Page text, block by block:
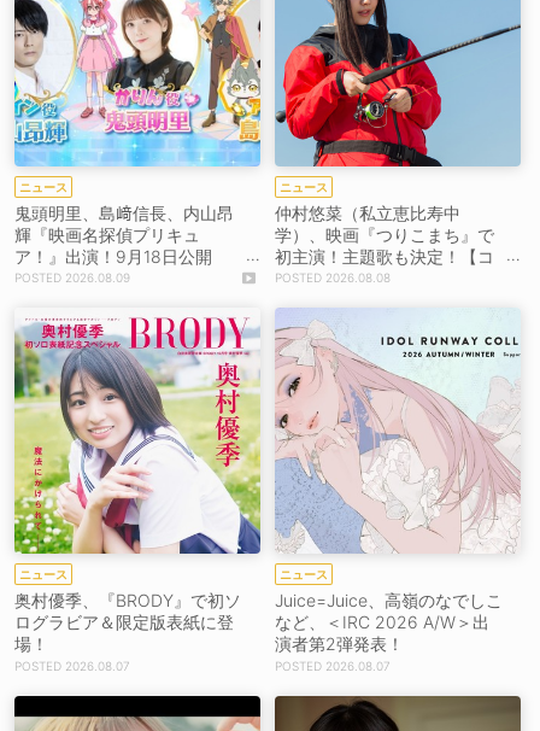
ニュース
鬼頭明里、島﨑信長、内山昂
輝『映画名探偵プリキュ
ア！』出演！9月18日公開
【コメントあり】
2026.08.09
ニュース
仲村悠菜（私立恵比寿中
学）、映画『つりこまち』で
初主演！主題歌も決定！【コ
メントあり】
2026.08.08
ニュース
奥村優季、『BRODY』で初ソ
ログラビア＆限定版表紙に登
場！
2026.08.07
ニュース
Juice=Juice、高嶺のなでしこ
など、＜IRC 2026 A/W＞出
演者第2弾発表！
2026.08.07